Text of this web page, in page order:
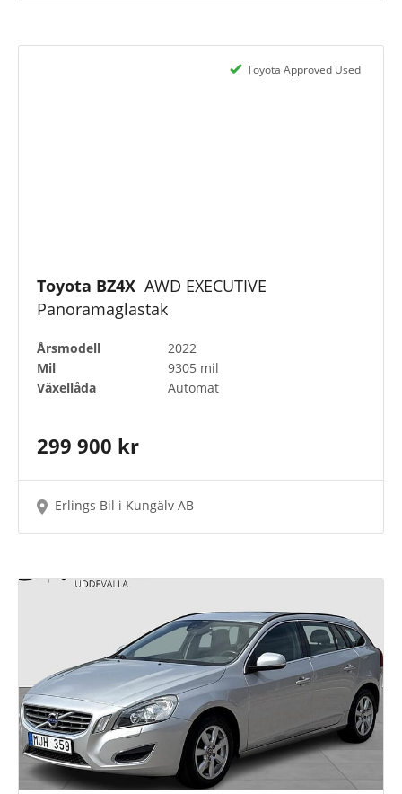
Toyota Approved Used
Toyota BZ4X AWD EXECUTIVE
Panoramaglastak
Årsmodell
2022
Mil
9305 mil
Växellåda
Automat
299 900 kr
Erlings Bil i Kungälv AB